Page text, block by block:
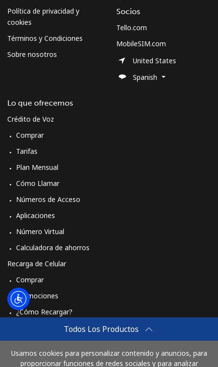
Todos Los Productos
Usamos cookies para personalizar contenido y anuncios, para
proporcionar funciones de redes sociales y para analizar
Política de privacidad y
cookies
Términos y Condiciones
Sobre nosotros
Lo que ofrecemos
Crédito de Voz
Comprar
Tarifas
Plan Mensual
Cómo Llamar
Números de Acceso
Aplicaciones
Número Virtual
Calculadora de ahorros
Recarga de Celular
Comprar
Promociones
¿Cómo Recargar?
Comprar
Cómo funciona
Socios
Tello.com
MobileSIM.com
United States
Spanish